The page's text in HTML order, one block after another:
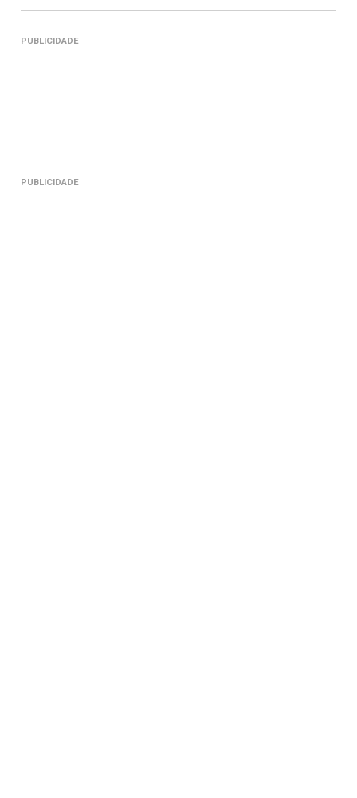
PUBLICIDADE
PUBLICIDADE